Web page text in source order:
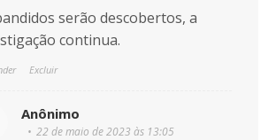
serão descobertos, a
continua.
Excluir
Anônimo
22 de maio de 2023 às 13:05